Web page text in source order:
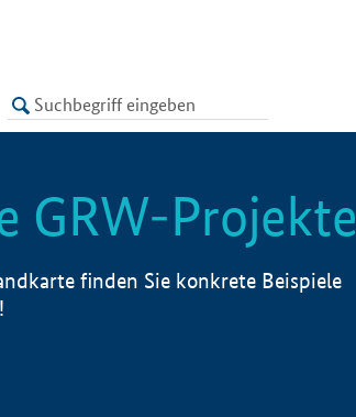
GRW-Projekte
finden Sie konkrete Beispiele